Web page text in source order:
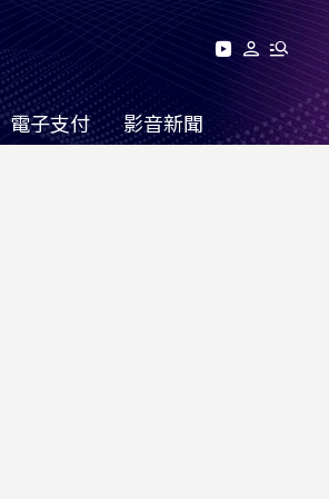
電子支付 影音新聞